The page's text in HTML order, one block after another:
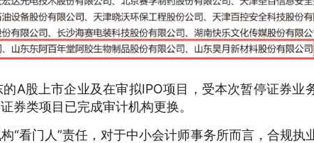
的A股上市企业及在审拟IPO项目，受本次暂停证券业
券类项目已完成审计机构更换。
“看门人”责任，对于中小会计师事务所而言，合规执